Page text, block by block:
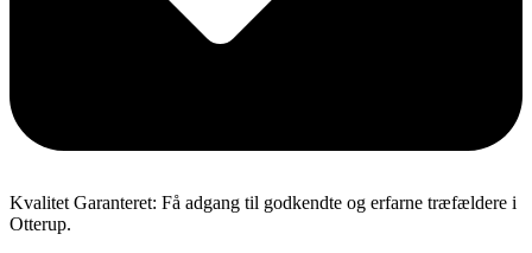
Kvalitet Garanteret: Få adgang til godkendte og erfarne træfældere i
Otterup.